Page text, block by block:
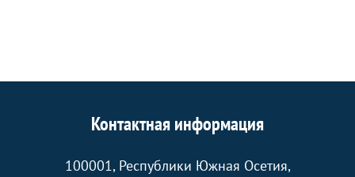
Контактная информация
100001, Республики Южная Осетия,